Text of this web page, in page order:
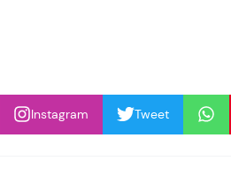
Instagram Tweet